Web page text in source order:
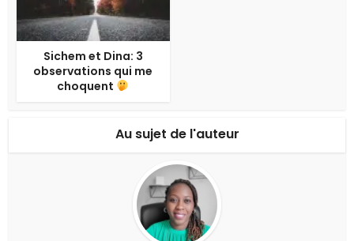
Sichem et Dina: 3
observations qui me
choquent
Au sujet de l'auteur